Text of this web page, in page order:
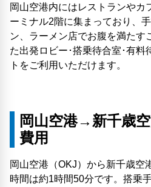
岡山空港内にはレストランやカ
ーミナル2階に集まっており、
ン、ラーメン店でお腹を満たす
た出発ロビー･搭乗待合室･有料
トをご利用いただけます。
岡山空港→新千歳
費用
岡山空港（OKJ）から新千歳空
時間は約1時間50分です。搭乗